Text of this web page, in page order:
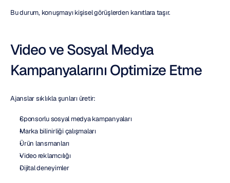
Bu durum, konuşmayı kişisel görüşlerden kanıtlara taşır.
Video ve Sosyal Medya
Kampanyalarını Optimize Etme
Ajanslar sıklıkla şunları üretir:
Sponsorlu sosyal medya kampanyaları
Marka bilinirliği çalışmaları
Ürün lansmanları
Video reklamcılığı
Dijital deneyimler